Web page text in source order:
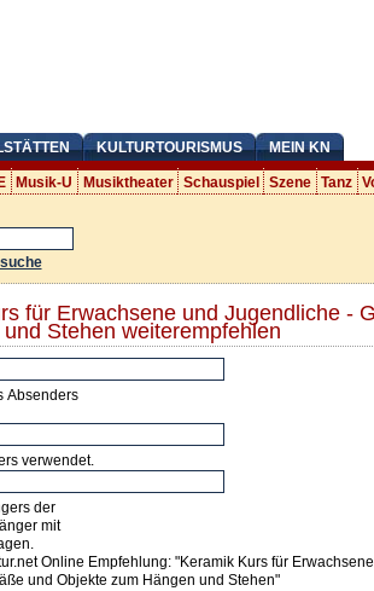
KULTURTOURISMUS MEIN KN
Musik-U Musiktheater Schauspiel Szene Tanz
für Erwachsene und Jugendliche -
Stehen weiterempfehlen
Absenders
verwendet.
der
mit
Online Empfehlung: "Keramik Kurs für
und Objekte zum Hängen und Stehen"